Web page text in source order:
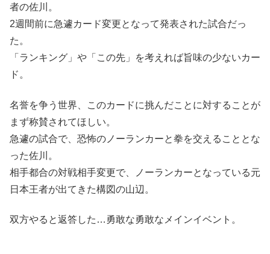
者の佐川。
2週間前に急遽カード変更となって発表された試合だっ
た。
「ランキング」や「この先」を考えれば旨味の少ないカー
ド。
名誉を争う世界、このカードに挑んだことに対することが
まず称賛されてほしい。
急遽の試合で、恐怖のノーランカーと拳を交えることとな
った佐川。
相手都合の対戦相手変更で、ノーランカーとなっている元
日本王者が出てきた構図の山辺。
双方やると返答した…勇敢な勇敢なメインイベント。